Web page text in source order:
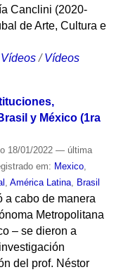
Canclini (2020-
de Arte, Cultura e
Vídeos /Vídeos
y México (1ra
18/01/2022 — última
em: Mexico,
América Latina, Brasil
a cabo de manera
Metropolitana
– se dieron a
del prof. Néstor